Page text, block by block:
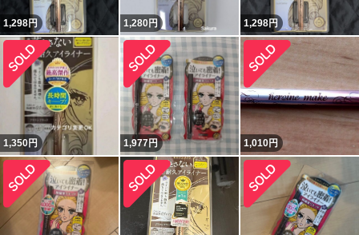
1,298円 1,280円 1,298円
1,350円 1,977円 1,010円